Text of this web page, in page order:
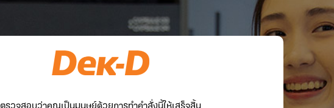
ตรวจสอบว่าคุณเป็นมนุษย์ด้วยการทำคำสั่งนี้ให้เสร็จสิ้น